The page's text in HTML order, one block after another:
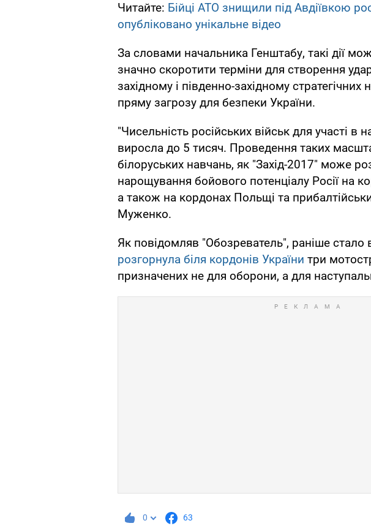
Читайте: Бійці АТО знищили під Авдіївкою
опубліковано унікальне відео
За словами начальника Генштабу, такі дії
значно скоротити терміни для створення
західному і південно-західному
пряму загрозу для безпеки України.
"Чисельність російських військ для участі в
виросла до 5 тисяч. Проведення таких
білоруських навчань, як "Захід-2017" може
нарощування бойового потенціалу Росії на
а також на кордонах Польщі та
Муженко.
Як повідомляв "Обозреватель", раніше стало
розгорнула біля кордонів України три
призначених не для оборони, а для
0 63